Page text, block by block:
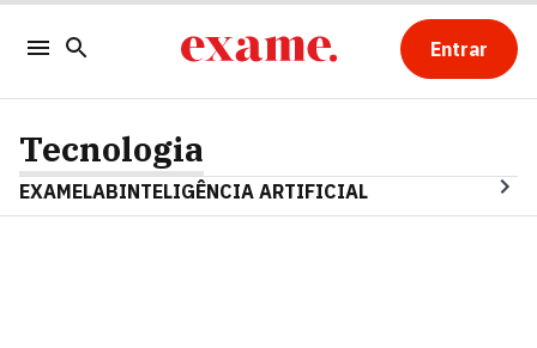
Entrar
Tecnologia
EXAMELABINTELIGÊNCIA ARTIFICIAL